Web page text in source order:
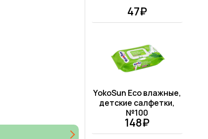
47₽
YokoSun Eco влажные,
детские салфетки,
№100
148₽